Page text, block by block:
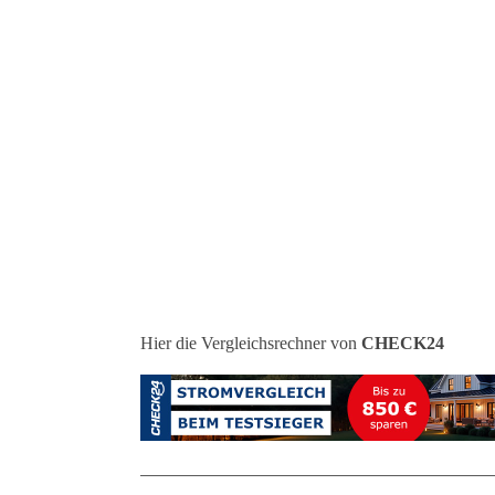
Hier die Vergleichsrechner von CHECK24